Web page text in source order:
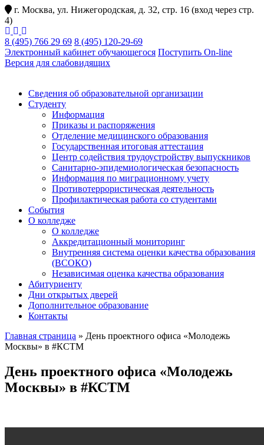
г. Москва, ул. Нижегородская, д. 32, стр. 16 (вход через стр.
4)
8 (495) 766 29 69 8 (495) 120-29-69
Электронный кабинет обучающегося Поступить On-line
Версия для слабовидящих
Сведения об образовательной организации
Студенту
Информация
Приказы и распоряжения
Отделение медицинского образования
Государственная итоговая аттестация
Центр содействия трудоустройству выпускников
Санитарно-эпидемиологическая безопасность
Информация по миграционному учету
Противотеррористическая деятельность
Профилактическая работа со студентами
События
О колледже
О колледже
Аккредитационный мониторинг
Внутренняя система оценки качества образования
(ВСОКО)
Независимая оценка качества образования
Абитуриенту
Дни открытых дверей
Дополнительное образование
Контакты
Главная страница » День проектного офиса «Молодежь
Москвы» в #КСТМ
День проектного офиса «Молодежь
Москвы» в #КСТМ